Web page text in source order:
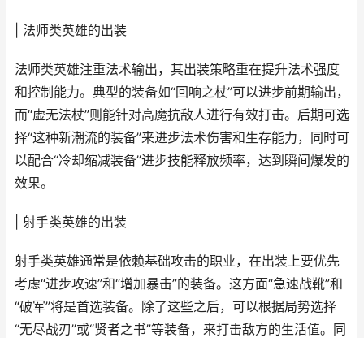
| 法师类英雄的出装
法师类英雄注重法术输出，其出装策略重在提升法术强度
和控制能力。典型的装备如“回响之杖”可以进步前期输出，
而“虚无法杖”则能针对高魔抗敌人进行有效打击。后期可选
择“这种新潮流的装备”来进步法术伤害和生存能力，同时可
以配合“冷却缩减装备”进步技能释放频率，达到瞬间爆发的
效果。
| 射手类英雄的出装
射手类英雄通常是依赖基础攻击的职业，在出装上要优先
考虑“进步攻速”和“增加暴击”的装备。这方面“急速战靴”和
“破军”将是首选装备。除了这些之后，可以根据局势选择
“无尽战刃”或“贤者之书”等装备，来打击敌方的生活值。同